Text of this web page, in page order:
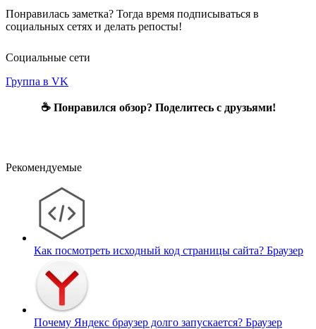
Понравилась заметка? Тогда время подписываться в
социальных сетях и делать репосты!
Социальные сети
Группа в VK
☕ Понравился обзор? Поделитесь с друзьями!
Рекомендуемые
Как посмотреть исходный код страницы сайта? Браузер
Почему Яндекс браузер долго запускается? Браузер